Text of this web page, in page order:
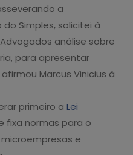
a
Simples, solicitei à
análise sobre
para apresentar
Marcus Vinicius à
primeiro a Lei
fixa normas para o
e